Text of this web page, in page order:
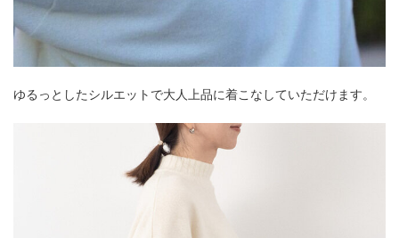
ゆるっとしたシルエットで大人上品に着こなしていただけます。